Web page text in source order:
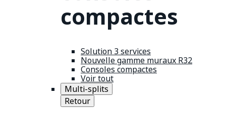
compactes
Solution 3 services
Nouvelle gamme muraux R32
Consoles compactes
Voir tout
Multi-splits
Retour